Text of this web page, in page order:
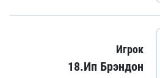
Игрок
18.Ип Брэндон